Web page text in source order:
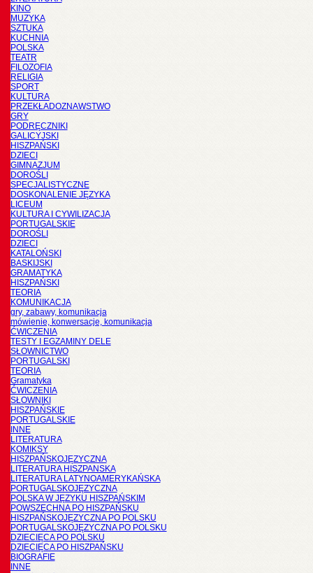
KINO
MUZYKA
SZTUKA
KUCHNIA
POLSKA
TEATR
FILOZOFIA
RELIGIA
SPORT
KULTURA
PRZEKŁADOZNAWSTWO
GRY
PODRĘCZNIKI
GALICYJSKI
HISZPAŃSKI
DZIECI
GIMNAZJUM
DOROŚLI
SPECJALISTYCZNE
DOSKONALENIE JĘZYKA
LICEUM
KULTURA I CYWILIZACJA
PORTUGALSKIE
DOROŚLI
DZIECI
KATALOŃSKI
BASKIJSKI
GRAMATYKA
HISZPAŃSKI
TEORIA
KOMUNIKACJA
gry, zabawy, komunikacja
mówienie, konwersacje, komunikacja
ĆWICZENIA
TESTY I EGZAMINY DELE
SŁOWNICTWO
PORTUGALSKI
TEORIA
Gramatyka
ĆWICZENIA
SŁOWNIKI
HISZPAŃSKIE
PORTUGALSKIE
INNE
LITERATURA
KOMIKSY
HISZPAŃSKOJĘZYCZNA
LITERATURA HISZPANSKA
LITERATURA LATYNOAMERYKAŃSKA
PORTUGALSKOJĘZYCZNA
POLSKA W JĘZYKU HISZPAŃSKIM
POWSZECHNA PO HISZPAŃSKU
HISZPAŃSKOJĘZYCZNA PO POLSKU
PORTUGALSKOJĘZYCZNA PO POLSKU
DZIECIĘCA PO POLSKU
DZIECIĘCA PO HISZPAŃSKU
BIOGRAFIE
INNE